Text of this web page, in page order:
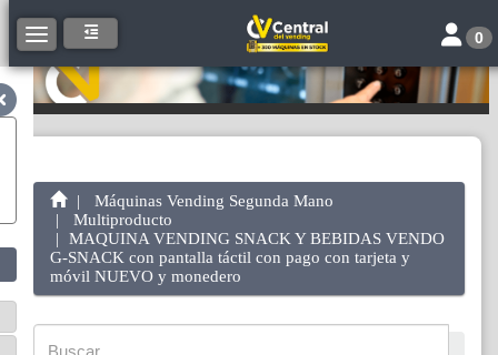
Toggle navigation Toggle
0
Máquinas Vending Segunda Mano
Multiproducto
MAQUINA VENDING SNACK Y BEBIDAS VENDO
G-SNACK con pantalla táctil con pago con tarjeta y
móvil NUEVO y monedero